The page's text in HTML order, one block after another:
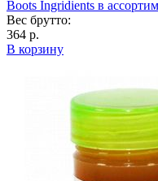
Boots Ingridients в
Вес брутто:
364 р.
В корзину